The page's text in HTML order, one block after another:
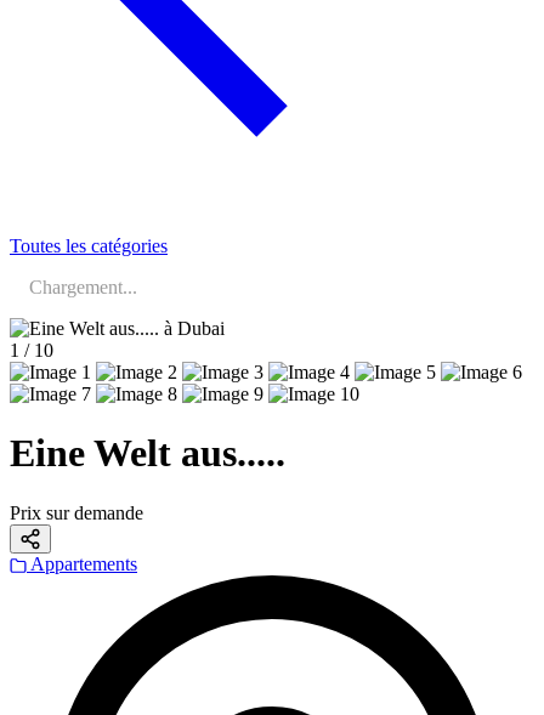
Toutes les catégories
Chargement...
1 / 10
Eine Welt aus.....
Prix sur demande
Appartements